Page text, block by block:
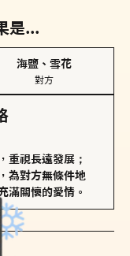
是...
海鹽、雪花
對方
重視長遠發展；
為對方無條件地
滿關懷的愛情。